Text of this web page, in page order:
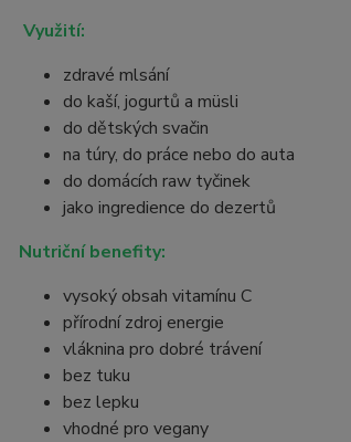
Využití:
zdravé mlsání
do kaší, jogurtů a müsli
do dětských svačin
na túry, do práce nebo do auta
do domácích raw tyčinek
jako ingredience do dezertů
Nutriční benefity:
vysoký obsah vitamínu C
přírodní zdroj energie
vláknina pro dobré trávení
bez tuku
bez lepku
vhodné pro vegany